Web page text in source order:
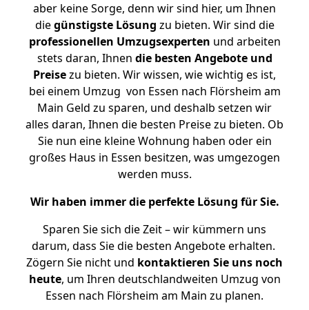
aber keine Sorge, denn wir sind hier, um Ihnen
diegünstigste Lösung zu bieten. Wir sind die
professionellen Umzugsexperten und arbeiten
stets daran, Ihnen die besten Angebote und
Preisezu bieten. Wir wissen, wie wichtig es ist,
bei einem Umzug von Essen nach Flörsheim am
Main Geld zu sparen, und deshalb setzen wir
alles daran, Ihnen die besten Preise zu bieten. Ob
Sie nun eine kleine Wohnung haben oder ein
großes Haus in Essen besitzen, was umgezogen
werden muss.
Wir haben immer die perfekte Lösung für Sie.
Sparen Sie sich die Zeit – wir kümmern uns
darum, dass Sie die besten Angebote erhalten.
Zögern Sie nicht und kontaktieren Sie uns noch
heute, um Ihren deutschlandweiten Umzug von
Essen nach Flörsheim am Main zu planen.